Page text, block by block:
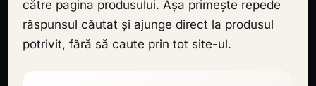
către pagina produsului. Așa primește repede
răspunsul căutat și ajunge direct la produsul
potrivit, fără să caute prin tot site-ul.